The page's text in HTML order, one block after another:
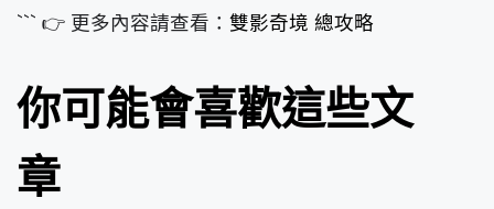
``` 👉 更多內容請查看： 雙影奇境 總攻略
你可能會喜歡這些文
章